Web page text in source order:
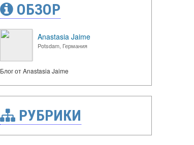
ОБЗОР
Anastasia Jaime
Potsdam, Германия
Блог от Anastasia Jaime
РУБРИКИ